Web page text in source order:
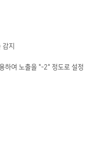
지
하여 노출을 "-2" 정도로 설정